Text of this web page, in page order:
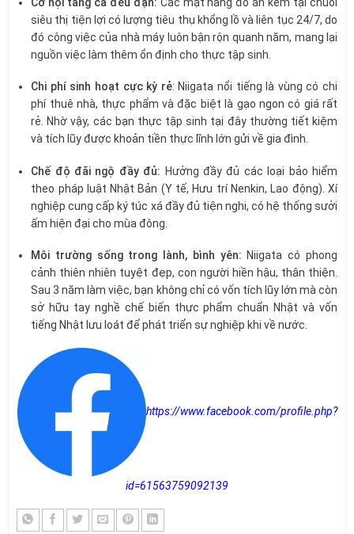
siêu thị tiện lợi có lượng tiêu thụ khổng lồ và liên tục 24/7, do
đó công việc của nhà máy luôn bận rộn quanh năm, mang lại
nguồn việc làm thêm ổn định cho thực tập sinh.
Chi phí sinh hoạt cực kỳ rẻ: Niigata nổi tiếng là vùng có chi
phí thuê nhà, thực phẩm và đặc biệt là gạo ngon có giá rất
rẻ. Nhờ vậy, các bạn thực tập sinh tại đây thường tiết kiệm
và tích lũy được khoản tiền thực lĩnh lớn gửi về gia đình.
Chế độ đãi ngộ đầy đủ: Hưởng đầy đủ các loại bảo hiểm
theo pháp luật Nhật Bản (Y tế, Hưu trí Nenkin, Lao động). Xí
nghiệp cung cấp ký túc xá đầy đủ tiện nghi, có hệ thống sưởi
ấm hiện đại cho mùa đông.
Môi trường sống trong lành, bình yên: Niigata có phong
cảnh thiên nhiên tuyệt đẹp, con người hiền hậu, thân thiện.
Sau 3 năm làm việc, bạn không chỉ có vốn tích lũy lớn mà còn
sở hữu tay nghề chế biến thực phẩm chuẩn Nhật và vốn
tiếng Nhật lưu loát để phát triển sự nghiệp khi về nước.
https://www.facebook.com/profile.php?
id=61563759092139